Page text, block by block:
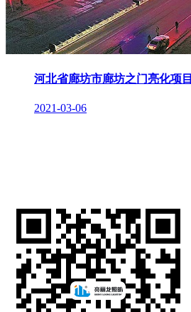
河北省廊坊市廊坊之门亮化项目
2021-03-06